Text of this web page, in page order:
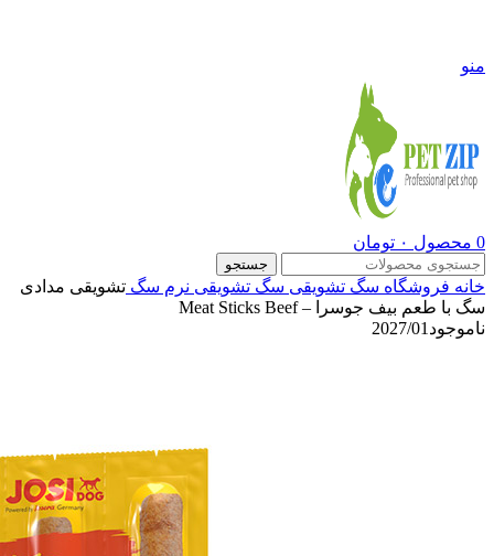
منو
0 محصول ۰ تومان
جستجو
خانه فروشگاه سگ تشویقی سگ تشویقی نرم سگ تشویقی مدادی
سگ با طعم بیف جوسرا – Meat Sticks Beef
ناموجود 2027/01